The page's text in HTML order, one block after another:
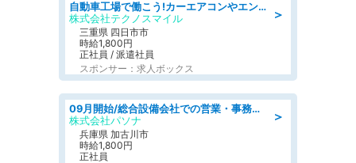
＞
自動車工場で働こう!カーエアコンやエンジンの製造・加工業務/寮完備 denso aichi
株式会社テクノスマイル
三重県 四日市市
時給1,800円
正社員 / 派遣社員
スポンサー：求人ボックス
＞
09月開始/総合設備会社での営業・事務のお仕事/車通勤可/賞与あり/営業/営業事務
株式会社パソナ
兵庫県 加古川市
時給1,800円
正社員